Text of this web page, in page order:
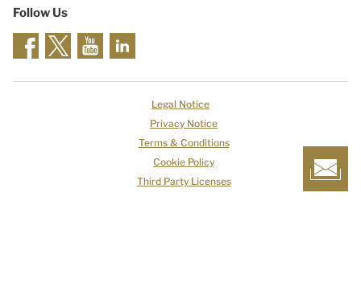
Follow Us
Legal Notice
Privacy Notice
Terms & Conditions
Cookie Policy
Third Party Licenses